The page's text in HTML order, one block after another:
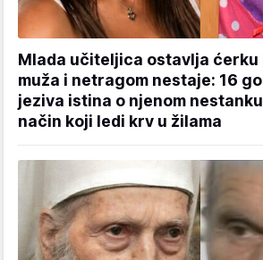
Mlada učiteljica ostavlja ćerku
muža i netragom nestaje: 16
jeziva istina o njenom
način koji ledi krv u žilama